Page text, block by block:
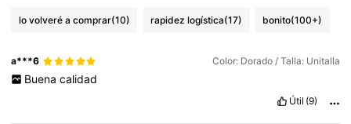
lo volveré a comprar(10) rapidez logística(17) bonito(100+)
a***6 Color: Dorado / Talla: Unitalla
Buena calidad
Útil (9)